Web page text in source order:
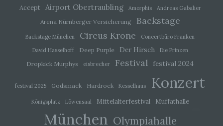
Accept Airport Obertraubling Amorphis Andreas Gabalier
Arena Nürnberger Versicherung Backstage
Backstage München Circus Krone
Concertbüro Franken
David Hasselhoff
Deep Purple Der Hirsch Die Prinzen
Dropkick Murphys eisbrecher Festival festival 2024
festival 2025 Godsmack Hardrock Kesselhaus Konzert
Königsplatz Löwensaal Mittelalterfestival Muffathalle
München Olympiahalle
i) Empfänger
Person, Behörde, Einrichtung oder andere Stelle,
der personenbezogene Daten offengelegt
werden, unabhängig davon, ob es sich bei ihr um
einen Dritten handelt oder nicht. Behörden, die im
Rahmen eines bestimmten
oder dem Recht der Mitgliedstaaten
möglicherweise personenbezogene Daten
erhalten, gelten jedoch nicht als Empfänger.